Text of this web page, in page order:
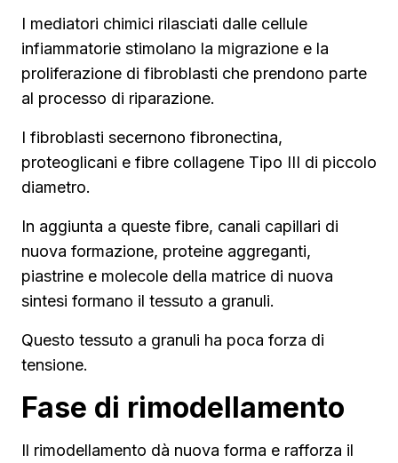
I mediatori chimici rilasciati dalle cellule
infiammatorie stimolano la migrazione e la
proliferazione di fibroblasti che prendono parte
al processo di riparazione.
I fibroblasti secernono fibronectina,
proteoglicani e fibre collagene Tipo III di piccolo
diametro.
In aggiunta a queste fibre, canali capillari di
nuova formazione, proteine aggreganti,
piastrine e molecole della matrice di nuova
sintesi formano il tessuto a granuli.
Questo tessuto a granuli ha poca forza di
tensione.
Fase di rimodellamento
Il rimodellamento dà nuova forma e rafforza il